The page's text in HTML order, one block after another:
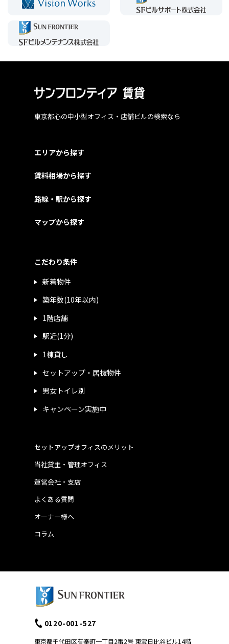
東京都心の中小型オフィス・店舗ビルの検索なら
エリアから探す
賃料相場から探す
路線・駅から探す
マップから探す
こだわり条件
新着物件
築年数(10年以内)
1階店舗
駅近(1分)
1棟貸し
セットアップ・居抜物件
男女トイレ別
キャンペーン実施中
運営会社・支店
よくある質問
当社貸主・管理オフィス
オーナー様へ
コラム
セットアップオフィスのメリット
0120-001-527
東京都千代田区有楽町一丁目2番2号 東宝日比谷ビル14階